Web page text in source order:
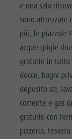
e una sala
sono attrezzate
più, le piazzole
acque grigie
gratuito in tutto
docce, bagni
deposito sci,
corrente e gas
gratuito con
pizzeria,